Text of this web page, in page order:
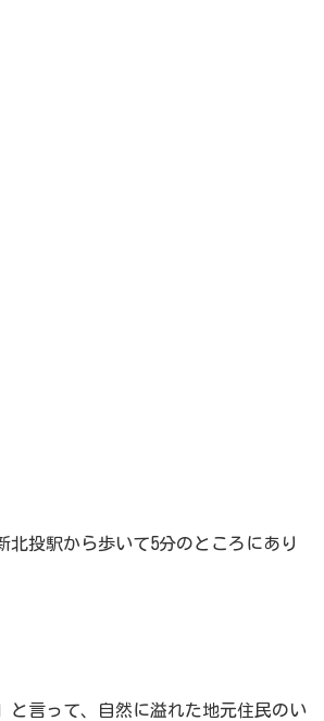
北投駅から歩いて5分のところにあり
と言って、自然に溢れた地元住民のい